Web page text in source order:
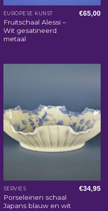
EUROPESE KUNST
Fruitschaal Alessi –
Wit gesatineerd
metaal
€65,00
SERVIES
Porseleinen schaal
Japans blauw en wit
€34,95